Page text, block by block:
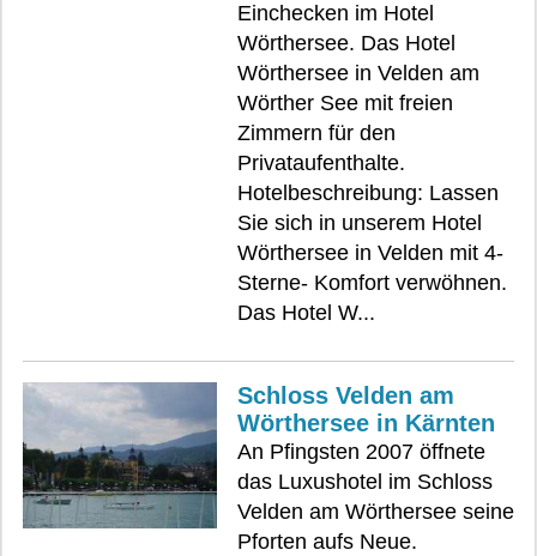
Einchecken im Hotel
Wörthersee. Das Hotel
Wörthersee in Velden am
Wörther See mit freien
Zimmern für den
Privataufenthalte.
Hotelbeschreibung: Lassen
Sie sich in unserem Hotel
Wörthersee in Velden mit 4-
Sterne- Komfort verwöhnen.
Das Hotel W...
Schloss Velden am
Wörthersee in Kärnten
An Pfingsten 2007 öffnete
das Luxushotel im Schloss
Velden am Wörthersee seine
Pforten aufs Neue.